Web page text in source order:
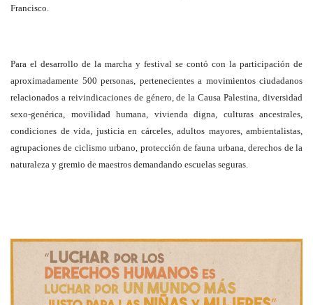
Francisco.
Para el desarrollo de la marcha y festival se contó con la participación de
aproximadamente 500 personas, pertenecientes a movimientos ciudadanos
relacionados a reivindicaciones de género, de la Causa Palestina, diversidad
sexo-genérica, movilidad humana, vivienda digna, culturas ancestrales,
condiciones de vida, justicia en cárceles, adultos mayores, ambientalistas,
agrupaciones de ciclismo urbano, protección de fauna urbana, derechos de la
naturaleza y gremio de maestros demandando escuelas seguras.